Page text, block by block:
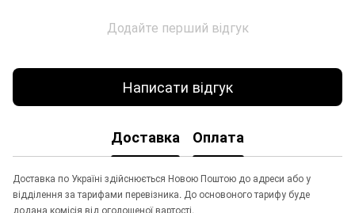
Додайте перший відгук
Написати відгук
Доставка Оплата
Доставка по Україні здійснюється Новою Поштою до адреси або у
відділення за тарифами перевізника. До основоного тарифу буде
додана комісія від оголошеної вартості.